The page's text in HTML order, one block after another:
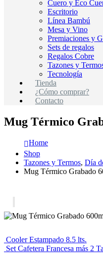
Cuero y Eco
Escritorio
Línea Bambú
Mesa y Vino
Premiaciones y
Sets de regalos
Regalos Cobre
Tazones y
Tecnología
Tienda
¿Cómo comprar?
Contacto
Mug Térmico
Home
Shop
Tazones y Termos, Día
Mug Térmico Grabado
Cooler Estampado 8.5 lts.
Set Cafetera Francesa más 2